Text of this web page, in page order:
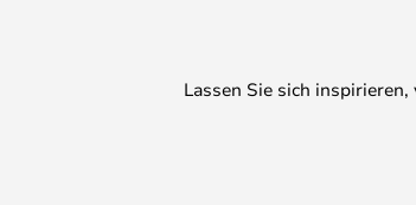
Lassen Sie sich